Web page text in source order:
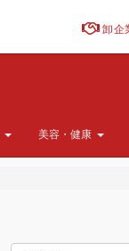
卸企
美容・健康